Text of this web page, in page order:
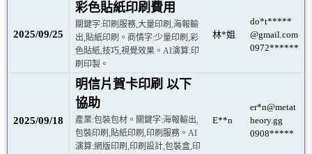
2025/09/25
彩色貼紙印刷費用
關鍵字:印刷服務,大量印刷,海報輸
出,貼紙印刷。商情字:少量印刷,彩
色貼紙,技巧,視覺效果。AI演算:印
刷印製。
林*姐
do*t*****
@gmail.com
0972******
2025/09/18
明信片賀卡印刷 以下
協助
產業:包裝包材。關鍵字:海報輸出,
包裝印刷,貼紙印刷,印刷服務。AI
演算:網版印刷,印刷設計,包裝盒,印
E**n
er*n@metat
heory.gg
0908*****